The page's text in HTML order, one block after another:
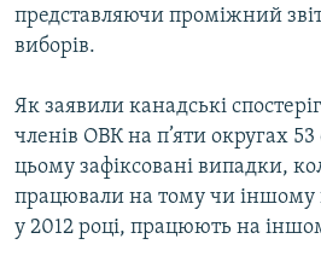
представляючи проміжний
виборів.
Як заявили канадські
членів ОВК на п’яти округах
цьому зафіксовані випадки,
працювали на тому чи іншому
у 2012 році, працюють на